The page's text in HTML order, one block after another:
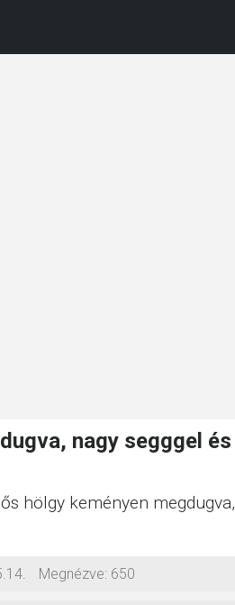
nagy segggel és
hölgy keményen megdugva,
Megnézve: 650